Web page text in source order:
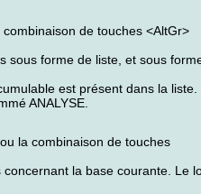
de touches <AltGr>
sous forme de liste, et sous
est présent dans la liste.
ANALYSE.
la combinaison de touches
la base courante. Le